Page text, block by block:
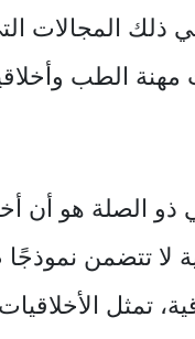
ذلك المجالات
مهنة الطب
ذو الصلة هو أن
لا تتضمن نموذجًا
تمثل